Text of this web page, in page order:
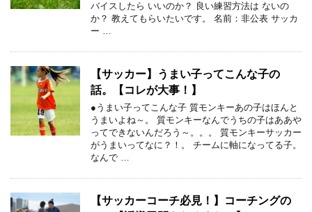
バイスしたら いいのか？ 良い練習方法は ないの
か？ 教えてもらいたいです。 名前：非公表 サッカ
ー …
【サッカー】うまい子ってこんな子の
話。【コレが大事！】
●うまい子ってこんな子 質モンキーあの子はほんと
うまいよね～。 質モンキーなんでうちの子はああや
ってできないんだろう～。。。 質モンキーサッカー
がうまいってなに？！。 チームに軸になってる子。
なんで …
【サッカーコーチ必見！】コーチングの